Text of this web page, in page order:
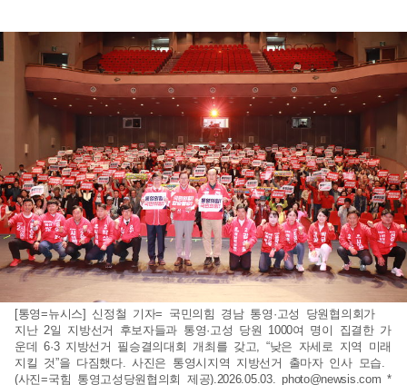
[통영=뉴시스] 신정철 기자= 국민의힘 경남 통영·고성 당원협의회가
지난 2일 지방선거 후보자들과 통영·고성 당원 1000여 명이 집결한 가
운데 6·3 지방선거 필승결의대회 개최를 갖고, “낮은 자세로 지역 미래
지킬 것”을 다짐했다. 사진은 통영시지역 지방선거 출마자 인사 모습.
(사진=국힘 통영고성당원협의회 제공).2026.05.03.photo@newsis.com *